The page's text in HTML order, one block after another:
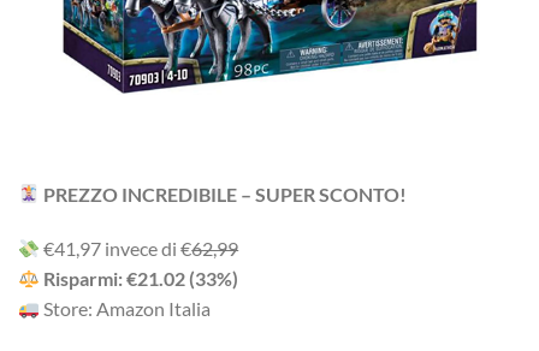
PREZZO INCREDIBILE – SUPER SCONTO!
‎€41,97 i‎nv‎ec‎e ‎di‎ €62,99
R‎is‎pa‎rm‎i: €21.02 ‎(33%)
Store: Amazon Italia